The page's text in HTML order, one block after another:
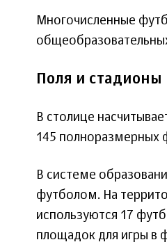
Многочисленные
Поля и стадионы
В столице
145 полноразмерных
В системе
футболом. На
используются 17
площадок для игры в